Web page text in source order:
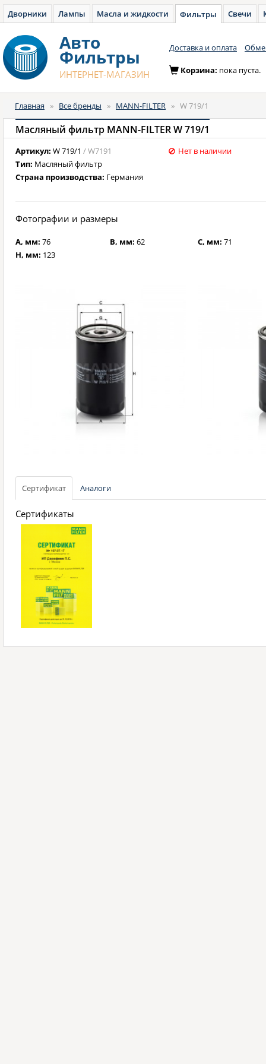
Дворники Лампы Масла и жидкости Фильтры Свечи
Авто
Фильтры
ИНТЕРНЕТ-МАГАЗИН
Доставка и оплата
Корзина: пока пуста.
Главная » Все бренды » MANN-FILTER » W 719/1
Масляный фильтр MANN-FILTER W 719/1
Артикул: W 719/1 / W7191
Тип: Масляный фильтр
Страна производства: Германия
Нет в наличии
Фотографии и размеры
A, мм: 76 B, мм: 62 C, мм:71
H, мм: 123
Сертификат Аналоги
Сертификаты